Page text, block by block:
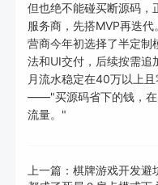
但也绝不能碰买断源码，
服务商，先搭MVP再迭
营商今年初选择了半定制
法和UI交付，后续按需追
月流水稳定在40万以上
——"买源码省下的钱，在
流量。"
上一篇： 棋牌游戏开发避